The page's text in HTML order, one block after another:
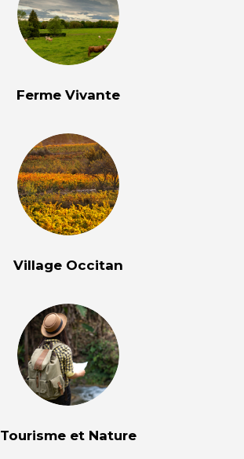
Ferme Vivante
Village Occitan
Tourisme et Nature